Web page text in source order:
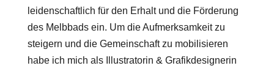
leidenschaftlich für den Erhalt und die Förderung
des Melbbads ein. Um die Aufmerksamkeit zu
steigern und die Gemeinschaft zu mobilisieren
habe ich mich als Illustratorin & Grafikdesignerin